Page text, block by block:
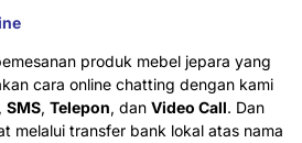
produk mebel jepara yang
cara online chatting dengan kami
, SMS, Telepon, dan Video Call. Dan
melalui transfer bank lokal atas nama